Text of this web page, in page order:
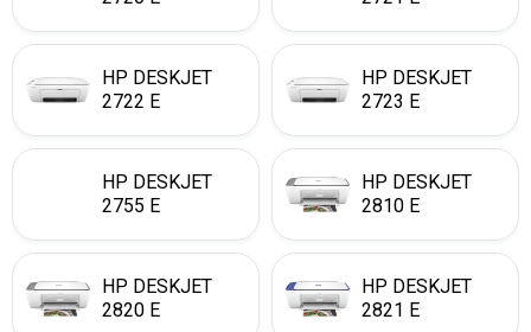
HP DESKJET
2722 E
HP DESKJET
2723 E
HP DESKJET
2755 E
HP DESKJET
2810 E
HP DESKJET
2820 E
HP DESKJET
2821 E